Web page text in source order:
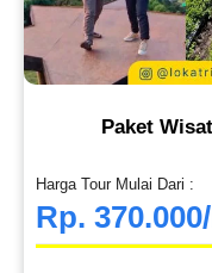
Paket
Harga Tour Mulai Dari :
Rp.